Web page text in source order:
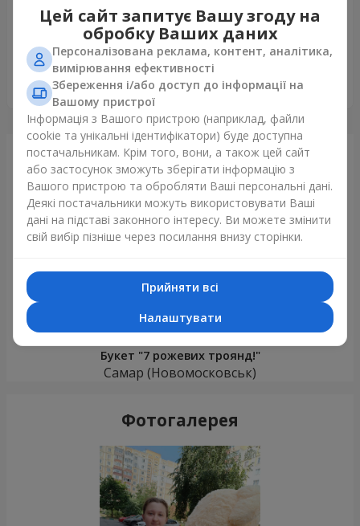
5
Замовляла онлайн доставку з Києва в Кременчук цей
букет "Рожева хмара" мамі на день народження. Букет
неймовірно гарний, квіти свіжі і стоїть букет вже більше
тижня ❤️ Моя мама в захваті, дякую вам велике
Щойно доставили
Букет "7 рожевих троянд!"
Самар (Новомосковськ)
Фотогалерея
Цей сайт запитує Вашу згоду на
обробку Ваших даних
Персоналізована реклама, контент, аналітика,
вимірювання ефективності
Збереження і/або доступ до інформації на
Вашому пристрої
Інформація з Вашого пристрою (наприклад, файли
cookie та унікальні ідентифікатори) буде доступна
постачальникам. Крім того, вони, а також цей сайт
або застосунок зможуть зберігати інформацію з
Вашого пристрою та обробляти Ваші персональні дані.
Деякі постачальники можуть використовувати Ваші
дані на підставі законного інтересу. Ви можете змінити
свій вибір пізніше через посилання внизу сторінки.
Прийняти всі
Налаштувати